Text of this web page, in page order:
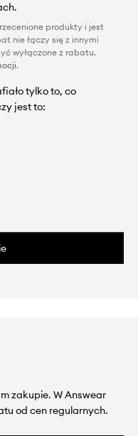
produkty i jest
nie łączy się z innymi
wyłączone z rabatu.
.
tylko to, co
jest to:
zakupie. W Answear
od cen regularnych.